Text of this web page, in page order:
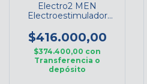
Electro2 MEN
Electroestimulador
$416.000,00
$374.400,00 con
Transferencia o
depósito